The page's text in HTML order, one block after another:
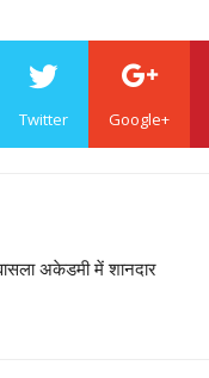
Twitter Google+
अकेडमी में शानदार